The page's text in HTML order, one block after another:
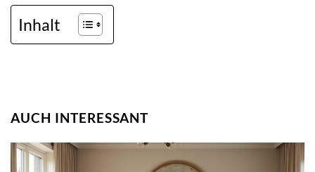
Inhalt
AUCH INTERESSANT